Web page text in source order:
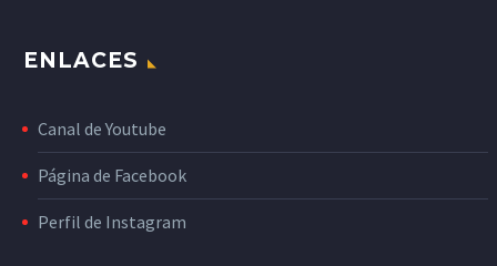
ENLACES
Canal de Youtube
Página de Facebook
Perfil de Instagram